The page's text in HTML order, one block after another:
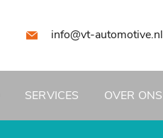
info@vt-automotive.nl
SERVICES OVER ONS